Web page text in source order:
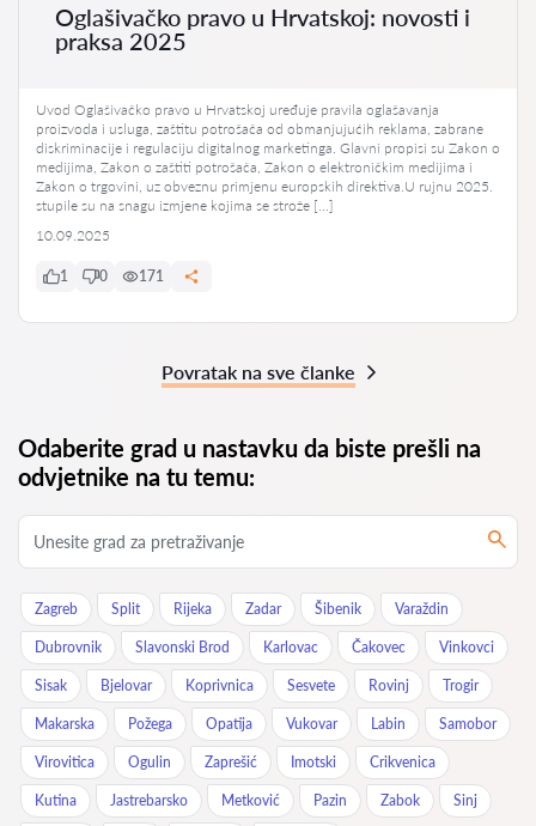
Oglašivačko pravo u Hrvatskoj: novosti i
praksa 2025
Uvod Oglašivačko pravo u Hrvatskoj uređuje pravila oglašavanja
proizvoda i usluga, zaštitu potrošača od obmanjujućih reklama, zabrane
diskriminacije i regulaciju digitalnog marketinga. Glavni propisi su Zakon o
medijima, Zakon o zaštiti potrošača, Zakon o elektroničkim medijima i
Zakon o trgovini, uz obveznu primjenu europskih direktiva.U rujnu 2025.
stupile su na snagu izmjene kojima se strože […]
10.09.2025
1 0 171
Povratak na sve članke
Odaberite grad u nastavku da biste prešli na
odvjetnike na tu temu:
Zagreb Split Rijeka Zadar Šibenik Varaždin
Dubrovnik Slavonski Brod Karlovac Čakovec Vinkovci
Sisak Bjelovar Koprivnica Sesvete Rovinj Trogir
Makarska Požega Opatija Vukovar Labin Samobor
Virovitica Ogulin Zaprešić Imotski Crikvenica
Kutina Jastrebarsko Metković Pazin Zabok Sinj